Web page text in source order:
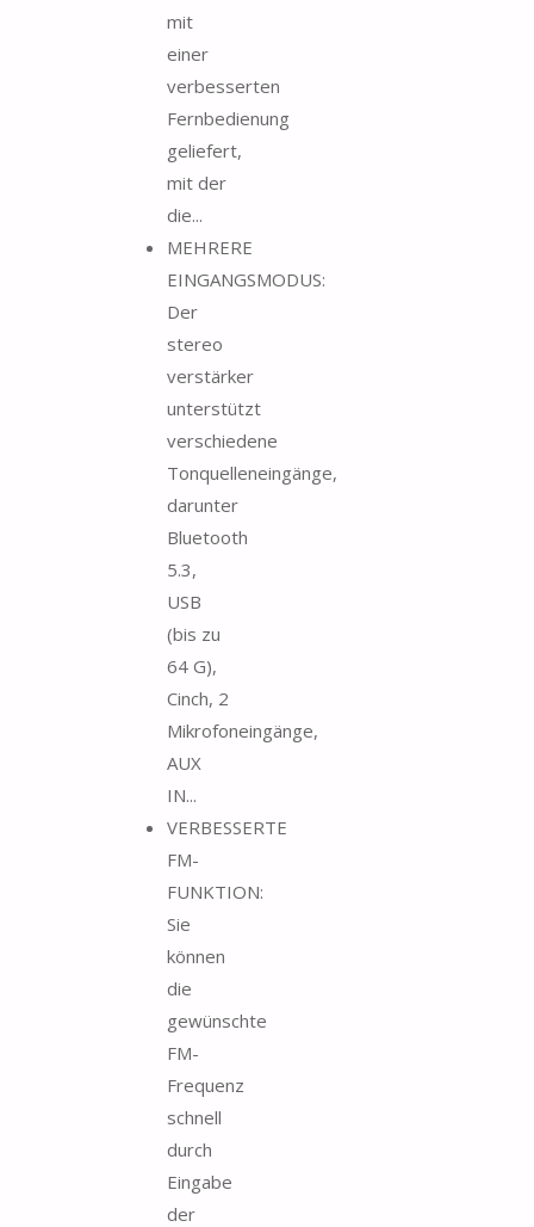
mit
einer
verbesserten
Fernbedienung
geliefert,
mit der
die...
MEHRERE
EINGANGSMODUS:
Der
stereo
verstärker
unterstützt
verschiedene
Tonquelleneingänge,
darunter
Bluetooth
5.3,
USB
(bis zu
64 G),
Cinch, 2
Mikrofoneingänge,
AUX
IN...
VERBESSERTE
FM-
FUNKTION:
Sie
können
die
gewünschte
FM-
Frequenz
schnell
durch
Eingabe
der